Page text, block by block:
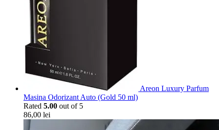
Areon Luxury Parfum
Masina Odorizant Auto (Gold 50 ml)
Rated 5.00 out of 5
86,00 lei